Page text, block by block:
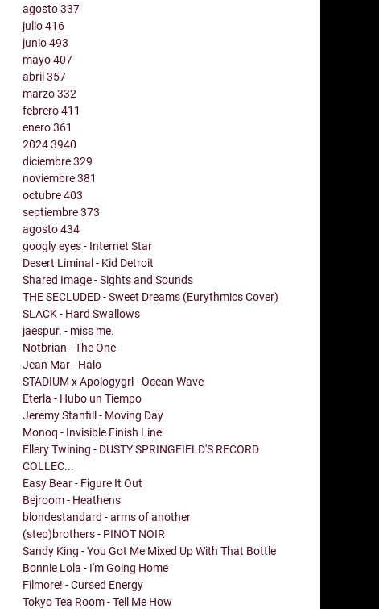
agosto337
julio416
junio493
mayo407
abril357
marzo332
febrero411
enero361
20243940
diciembre329
noviembre381
octubre403
septiembre373
agosto434
googly eyes - Internet Star
Desert Liminal - Kid Detroit
Shared Image - Sights and Sounds
THE SECLUDED - Sweet Dreams (Eurythmics Cover)
SLACK - Hard Swallows
jaespur. - miss me.
Notbrian - The One
Jean Mar - Halo
STADIUM x Apologygrl - Ocean Wave
Eterla - Hubo un Tiempo
Jeremy Stanfill - Moving Day
Monoq - Invisible Finish Line
Ellery Twining - DUSTY SPRINGFIELD'S RECORD
COLLEC...
Easy Bear - Figure It Out
Bejroom - Heathens
blondestandard - arms of another
(step)brothers - PINOT NOIR
Sandy King - You Got Me Mixed Up With That Bottle
Bonnie Lola - I'm Going Home
Filmore! - Cursed Energy
Tokyo Tea Room - Tell Me How